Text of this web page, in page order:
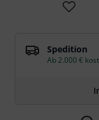
Spedition
Ab 2.000 €